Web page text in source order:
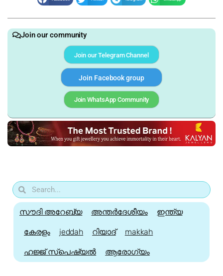
Join our community
Join our Telegram Channel
Join Facebook group
Join WhatsApp Community
സൗദി അറേബ്യ അന്തർദേശീയം ഇന്ത്യ
കേരളം jeddah റിയാദ് makkah
ഹജ്ജ്‌ സ്പെഷ്യൽ ആരോഗ്യം